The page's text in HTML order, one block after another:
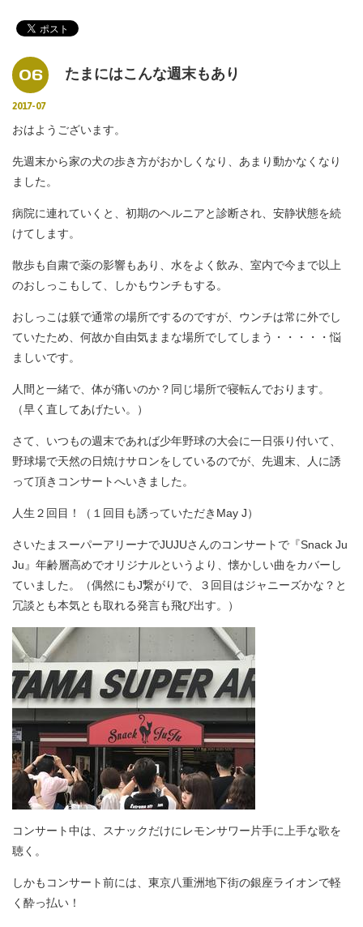
06
2017-07
たまにはこんな週末もあり
おはようございます。
先週末から家の犬の歩き方がおかしくなり、あまり動かなくなり
ました。
病院に連れていくと、初期のヘルニアと診断され、安静状態を続
けてします。
散歩も自粛で薬の影響もあり、水をよく飲み、室内で今まで以上
のおしっこもして、しかもウンチもする。
おしっこは躾で通常の場所でするのですが、ウンチは常に外でし
ていたため、何故か自由気ままな場所でしてしまう・・・・・悩
ましいです。
人間と一緒で、体が痛いのか？同じ場所で寝転んでおります。
（早く直してあげたい。）
さて、いつもの週末であれば少年野球の大会に一日張り付いて、
野球場で天然の日焼けサロンをしているのでが、先週末、人に誘
って頂きコンサートへいきました。
人生２回目！（１回目も誘っていただきMay J）
さいたまスーパーアリーナでJUJUさんのコンサートで『Snack Ju
Ju』年齢層高めでオリジナルというより、懐かしい曲をカバーし
ていました。（偶然にもJ繋がりで、３回目はジャニーズかな？と
冗談とも本気とも取れる発言も飛び出す。）
コンサート中は、スナックだけにレモンサワー片手に上手な歌を
聴く。
しかもコンサート前には、東京八重洲地下街の銀座ライオンで軽
く酔っ払い！